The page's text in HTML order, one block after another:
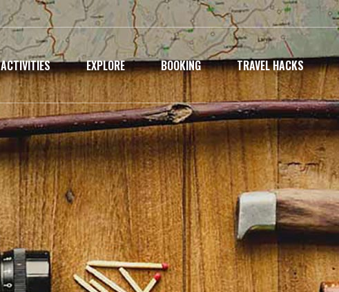
ACTIVITIES EXPLORE BOOKING TRAVEL HACKS